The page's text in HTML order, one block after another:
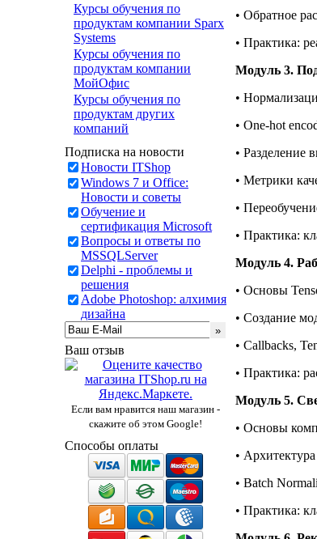
Курсы обучения по
продуктам компании Sparx
Systems
Курсы обучения по
продуктам компании
МойОфис
Курсы обучения по
продуктам других
компаний
Подписка на новости
Новости ITShop
Windows 7 и Office:
Новости и советы
Обучение и
сертификация Microsoft
Вопросы и ответы по
MSSQLServer
Delphi - проблемы и
решения
Adobe Photoshop: алхимия
дизайна
Ваш отзыв
Если вам нравится наш магазин -
скажите об этом Google!
Способы оплаты
• Обратное
• Практика:
Модуль 3.
•
• One-hot
• Разделение
• Метрики
•
• Практика:
Модуль 4.
• Основы
• Создание
• Callbacks,
• Практика:
Модуль 5.
• Основы
•
• Batch
• Практика: